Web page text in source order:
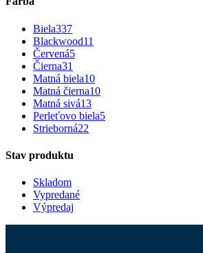
Biela337
Blackwood11
Červená5
Čierna31
Matná biela10
Matná čierna10
Matná sivá13
Perleťovo biela5
Strieborná22
Stav produktu
Skladom
Vypredané
Výpredaj